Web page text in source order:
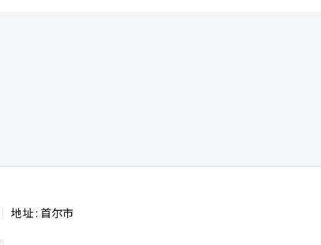
地址 : 首尔市